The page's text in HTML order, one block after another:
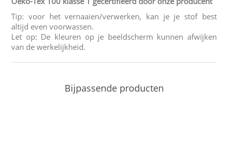
Tip: voor het vernaaien/verwerken, kan je je stof best
altijd even voorwassen.
Let op: De kleuren op je beeldscherm kunnen afwijken
van de werkelijkheid.
Bijpassende producten